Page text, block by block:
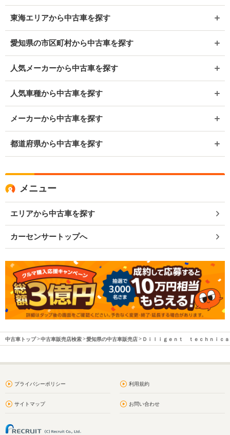
東海エリアから中古車を探す
愛知県の市区町村から中古車を探す
人気メーカーから中古車を探す
人気車種から中古車を探す
メーカーから中古車を探す
都道府県から中古車を探す
メニュー
エリアから中古車を探す
カーセンサートップへ
中古車トップ 中古車販売店検索 愛知県の中古車販売店 Ｄｉｌｉｇｅｎｔ ｔｅｃｈｎｉｃ
プライバシーポリシー 利用規約
サイトマップ お問い合わせ